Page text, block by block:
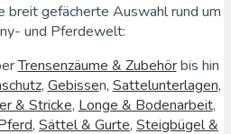
breit gefächerte Auswahl rund um
und Pferdewelt:
Trensenzäume & Zubehörbis hin
, Gebissen, Sattelunterlagen,
& Stricke, Longe & Bodenarbeit,
, Sättel & Gurte, Steigbügel &